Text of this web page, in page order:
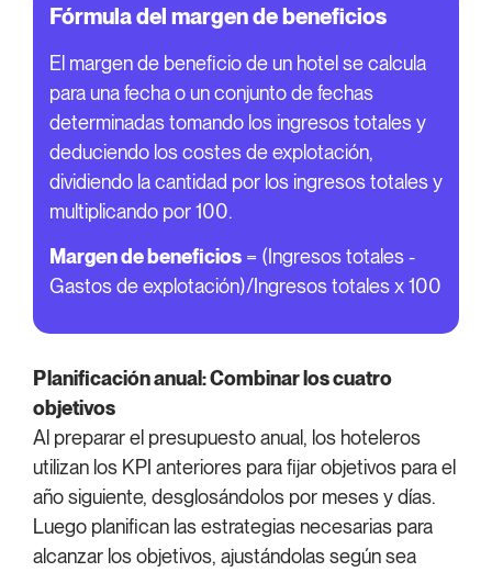
Fórmula del margen de beneficios
El margen de beneficio de un hotel se calcula
para una fecha o un conjunto de fechas
determinadas tomando los ingresos totales y
deduciendo los costes de explotación,
dividiendo la cantidad por los ingresos totales y
multiplicando por 100.
Margen de beneficios = (Ingresos totales -
Gastos de explotación)/Ingresos totales x 100
Planificación anual: Combinar los cuatro
objetivos
Al preparar el presupuesto anual, los hoteleros
utilizan los KPI anteriores para fijar objetivos para el
año siguiente, desglosándolos por meses y días.
Luego planifican las estrategias necesarias para
alcanzar los objetivos, ajustándolas según sea